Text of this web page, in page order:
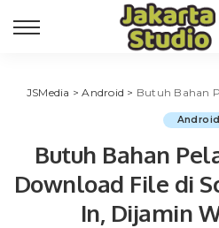
JSMedia >Android > Butuh Bahan Pelajaran? 4 Cara
Android
Butuh Bahan
Download File di
In, Dijamin